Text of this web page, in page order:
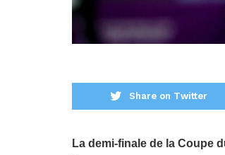
Share on Twitter
La demi-finale de la Coupe